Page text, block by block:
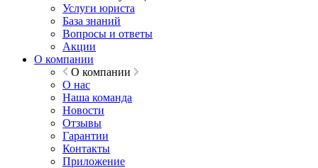
Услуги юриста
База знаний
Вопросы и ответы
Акции
О компании
О компании
О нас
Наша команда
Новости
Отзывы
Гарантии
Контакты
Приложение